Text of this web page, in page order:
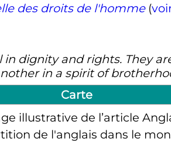
des droits de l'homme(
dignity and rights. They
in a spirit of
Carte
de l'anglais dans le